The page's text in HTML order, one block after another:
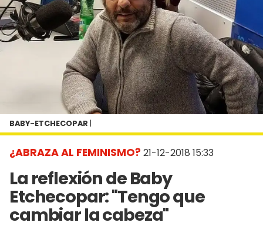
¿ABRAZA AL FEMINISMO? 21-12-2018 15:33
La reflexión de Baby
Etchecopar: "Tengo que
cambiar la cabeza"
BABY-ETCHECOPAR |